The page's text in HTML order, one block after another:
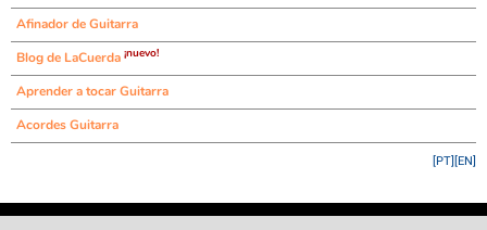
Afinador de Guitarra
Blog de LaCuerda ¡nuevo!
Aprender a tocar Guitarra
Acordes Guitarra
[EN]
[PT]